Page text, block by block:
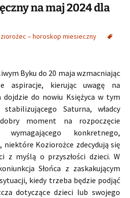
na maj 2024 dla
– horoskop miesieczny
Byku do 20 maja wzmacniając
aspiracje, kierując uwagę na
do nowiu Księżyca w tym
Saturna, władcy
moment na rozpoczęcie
konkretnego,
niektóre Koziorożce zdecydują się
z myślą o przyszłości dzieci. W
Słońca z zaskakującym
kiedy trzeba będzie podjąć
dotyczące dzieci lub swojego